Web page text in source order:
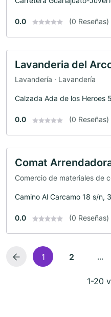
0.0 (0 Reseñas)
Lavanderia del
Lavandería · Lavandería
Calzada Ada de los Heroes
0.0 (0 Reseñas)
Comat
Comercio de materiales de
Camino Al Carcamo 18 s/n,
0.0 (0 Reseñas)
1 2 ...
1-20